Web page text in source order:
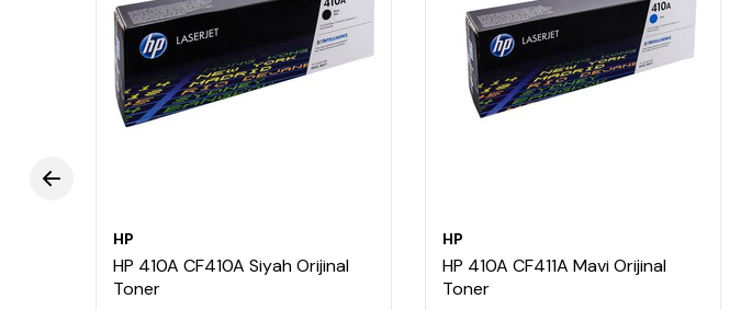
HP
HP 410A CF410A Siyah Orijinal
Toner
HP
HP 410A CF411A Mavi Orijinal
Toner